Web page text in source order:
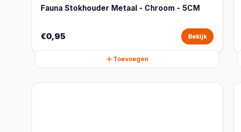
Fauna Stokhouder Metaal - Chroom - 5CM
€0,95 Bekijk
Toevoegen